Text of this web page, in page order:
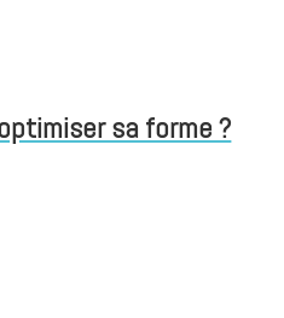
sa forme ?